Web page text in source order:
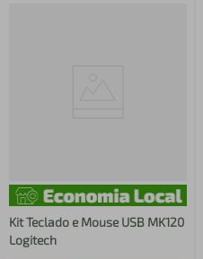
Kit Teclado e Mouse USB MK120
Logitech